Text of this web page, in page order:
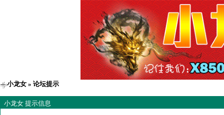
小龙女 » 论坛提示
小龙女 提示信息